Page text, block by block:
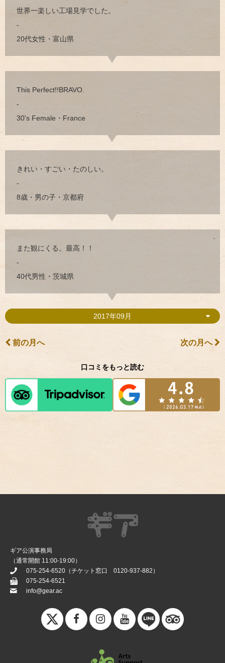
世界一楽しい工場見学でした。
-
20代女性・富山県
This Perfect!!BRAVO.
-
30's Female・France
きれい・すごい・たのしい。
-
8歳・男の子・京都府
また観にくる。最高！！
-
40代男性・茨城県
2017年09月
前の月へ 次の月へ
口コミをもっと読む
ギア公演事務局
（通常開館 11:00-19:00）
075-254-6520 （チケット窓口 0120-937-882 ）
075-254-6521
info@gear.ac